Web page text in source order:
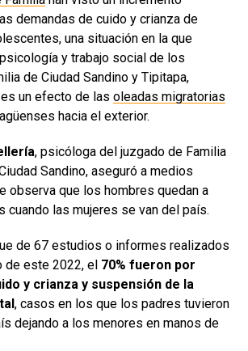
demandas de cuido y crianza de
una situación en la que
y trabajo social de los
de Ciudad Sandino y Tipitapa,
un efecto de las oleadas migratorias
hacia el exterior.
, psicóloga del juzgado de Familia
Sandino, aseguró a medios
observa que los hombres quedan a
cuando las mujeres se van del país.
de 67 estudios o informes realizados
de este 2022, el 70% fueron por
y crianza y suspensión de la
, casos en los que los padres tuvieron
dejando a los menores en manos de